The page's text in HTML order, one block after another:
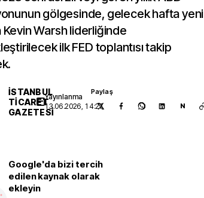
gölgesinde, gelecek hafta yeni
Kevin Warsh liderliğinde
ilk FED toplantısı takip
İSTANBUL
TICARET
GAZETESI
Yayınlanma
13.06.2026, 14:27
Paylaş
N
Google'da bizi tercih
edilen kaynak olarak
ekleyin